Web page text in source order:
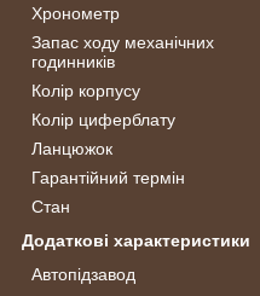
Хронометр
Запас ходу механічних
годинників
Колір корпусу
Колір циферблату
Ланцюжок
Гарантійний термін
Стан
Додаткові характеристики
Автопідзавод